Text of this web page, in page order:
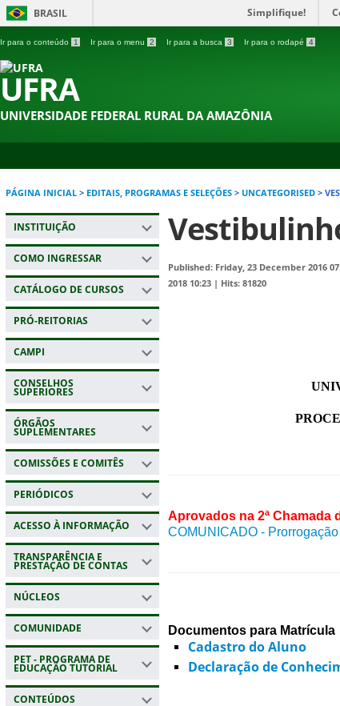
BRASIL Simplifique!
Ir para o conteúdo 1 Ir para o menu 2 Ir para a busca 3 Ir para o rodapé 4
UFRA
UNIVERSIDADE FEDERAL RURAL DA AMAZÔNIA
PÁGINA INICIAL > EDITAIS, PROGRAMAS E SELEÇÕES > UNCATEGORISED >
INSTITUIÇÃO
COMO INGRESSAR
CATÁLOGO DE CURSOS
PRÓ-REITORIAS
CAMPI
CONSELHOS
SUPERIORES
ÓRGÃOS
SUPLEMENTARES
COMISSÕES E COMITÊS
PERIÓDICOS
ACESSO À INFORMAÇÃO
TRANSPARÊNCIA E
PRESTAÇÃO DE CONTAS
NÚCLEOS
COMUNIDADE
PET - PROGRAMA DE
EDUCAÇÃO TUTORIAL
CONTEÚDOS
Published: Friday, 23 December 2016
2018 10:23 | Hits: 81820
Aprovados na 2ª Chamada
COMUNICADO -
Documentos para Matrícula
Cadastro do Aluno
Declaração de